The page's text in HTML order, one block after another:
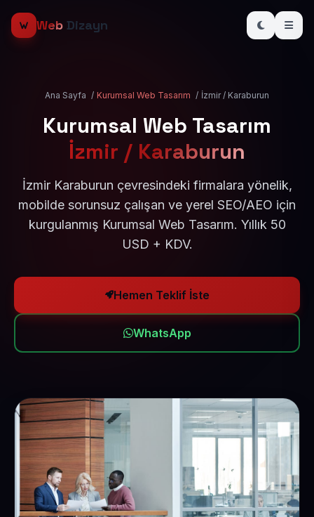
Web Dizayn
Ana Sayfa / Kurumsal Web Tasarım / İzmir / Karaburun
Kurumsal Web Tasarım
İzmir / Karaburun
İzmir Karaburun çevresindeki firmalara yönelik,
mobilde sorunsuz çalışan ve yerel SEO/AEO için
kurgulanmış Kurumsal Web Tasarım. Yıllık 50
USD + KDV.
Hemen Teklif İste
WhatsApp